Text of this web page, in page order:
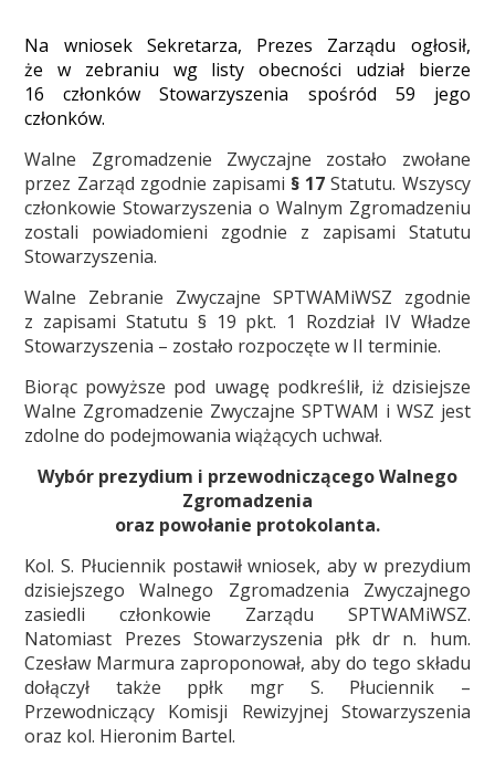
Na wniosek Sekretarza, Prezes Zarządu ogłosił,
że w zebraniu wg listy obecności udział bierze
16 członków Stowarzyszenia spośród 59 jego
członków.
Walne Zgromadzenie Zwyczajne zostało zwołane
przez Zarząd zgodnie zapisami § 17Statutu. Wszyscy
członkowie Stowarzyszenia o Walnym Zgromadzeniu
zostali powiadomieni zgodnie z zapisami Statutu
Stowarzyszenia.
Walne Zebranie Zwyczajne SPTWAMiWSZ zgodnie
z zapisami Statutu § 19 pkt. 1 Rozdział IV Władze
Stowarzyszenia – zostało rozpoczęte w II terminie.
Biorąc powyższe pod uwagę podkreślił, iż dzisiejsze
Walne Zgromadzenie Zwyczajne SPTWAM i WSZ jest
zdolne do podejmowania wiążących uchwał.
Wybór prezydium i przewodniczącego Walnego
Zgromadzenia
oraz powołanie protokolanta.
Kol. S. Płuciennik postawił wniosek, aby w prezydium
dzisiejszego Walnego Zgromadzenia Zwyczajnego
zasiedli członkowie Zarządu SPTWAMiWSZ.
Natomiast Prezes Stowarzyszenia płk dr n. hum.
Czesław Marmura zaproponował, aby do tego składu
dołączył także ppłk mgr S. Płuciennik –
Przewodniczący Komisji Rewizyjnej Stowarzyszenia
oraz kol. Hieronim Bartel.